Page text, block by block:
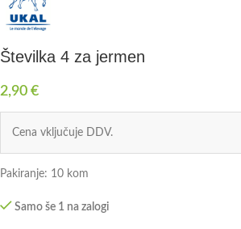
Številka 4 za jermen
2,90 €
Cena vključuje DDV.
Pakiranje: 10 kom
Samo še 1 na zalogi